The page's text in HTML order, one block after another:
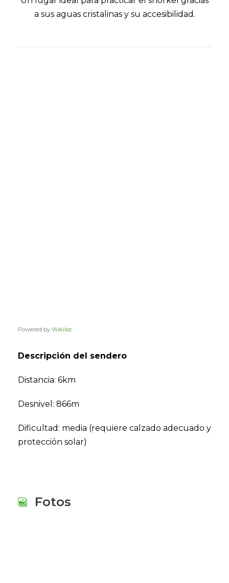
a sus aguas cristalinas y su accesibilidad.
Powered by Wikiloc
Descripción del sendero
Distancia: 6km
Desnivel: 866m
Dificultad: media (requiere calzado adecuado y
protección solar)
Fotos